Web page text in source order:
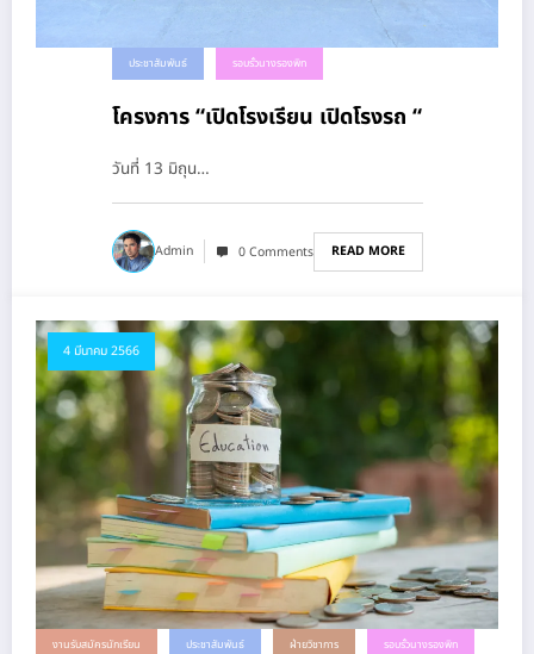
ประชาสัมพันธ์ รอบรั้วนางรองพิท
โครงการ “เปิดโรงเรียน เปิดโรงรถ “
วันที่ 13 มิถุน…
Admin 0 Comments READ MORE
4 มีนาคม 2566
งานรับสมัครนักเรียน ประชาสัมพันธ์ ฝ่ายวิชาการ รอบรั้วนางรองพิท